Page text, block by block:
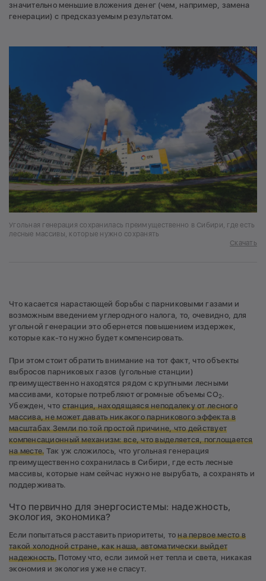
значительно меньшие вложения денег (чем, например, замена
генерации) с предсказуемым результатом.
Угольная генерация сохранилась преимущественно в Сибири, где есть
лесные массивы, которые нужно сохранять
Скачать
Что касается нарастающей борьбы с парниковыми газами и
возможным введением углеродного налога, то, очевидно, для
угольной генерации это обернется повышением издержек,
которые как-то нужно будет компенсировать.
При этом стоит обратить внимание на тот факт, что объекты
выбросов парниковых газов (угольные станции)
преимущественно находятся рядом с крупными лесными
массивами, которые потребляют огромные объемы СО2.
Убежден, что станция, находящаяся неподалеку от лесного
массива, не может давать никакого парникового эффекта в
масштабах Земли по той простой причине, что действует
компенсационный механизм: все, что выделяется, поглощается
на месте. Так уж сложилось, что угольная генерация
преимущественно сохранилась в Сибири, где есть лесные
массивы, которые нам сейчас нужно не вырубать, а сохранять и
поддерживать.
Что первично для энергосистемы: надежность,
экология, экономика?
Если попытаться расставить приоритеты, тона первое место в
такой холодной стране, как наша, автоматически выйдет
надежность.Потому что, если зимой нет тепла и света, никакая
экономия и экология уже не спасут.